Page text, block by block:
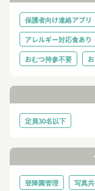
保護者向け連絡アプリ
アレルギー対応食あり
おむつ持参不要
定員30名以下
登降園管理 写真